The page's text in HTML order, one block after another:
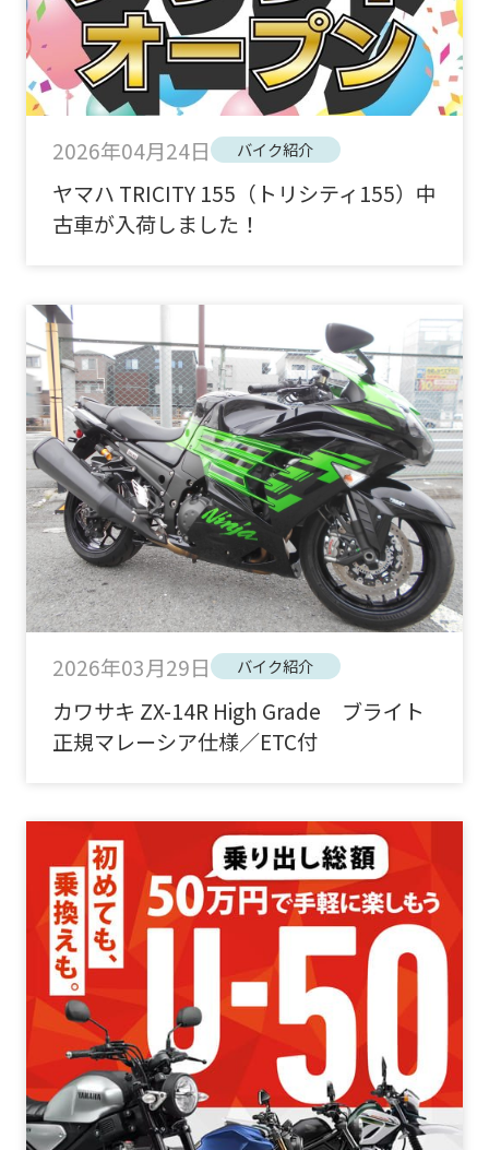
2026年04月24日 バイク紹介
ヤマハ TRICITY 155（トリシティ155）中
古車が入荷しました！
2026年03月29日 バイク紹介
カワサキ ZX-14R High Grade ブライト
正規マレーシア仕様／ETC付